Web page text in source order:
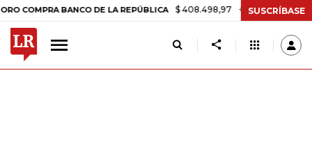
BANCO DE LA REPÚBLICA $ 408.498,97 +$ 8.753,81 +2,19%
SUSCRÍBASE